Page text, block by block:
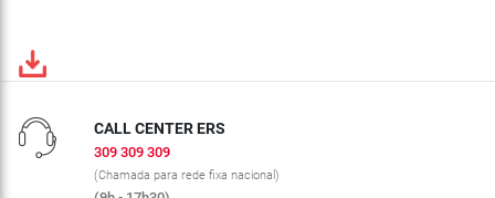
CALL CENTER ERS
309 309 309
(Chamada para rede fixa nacional)